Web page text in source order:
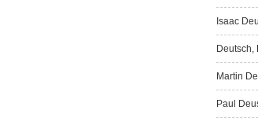
Isaac
Deutsch,
Martin
Paul